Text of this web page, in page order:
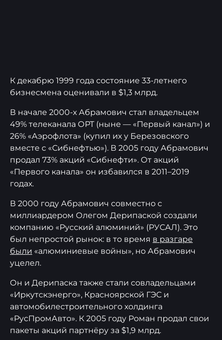
К декабрю 1999 года состояние 33-летнего
бизнесмена оценивали в $1,3 млрд.
В начале 2000-х Абрамович стал владельцем
49% телеканала ОРТ (ныне — «Первый канал») и
26% «Аэрофлота» (купил их у Березовского
вместе с «Сибнефтью»). В 2005 году Абрамович
продал 73% акций «Сибнефти». От акций
«Первого канала» он избавился в 2011–2019
годах.
В 2000 году Абрамович совместно с
миллиардером Олегом Дерипаской создали
компанию «Русский алюминий» (РУСАЛ). Это
был непростой рынок: в то время в разгаре
были «алюминиевые войны», но Абрамович
уцелел.
Он и Дерипаска также стали совладельцами
«Иркутскэнерго», Красноярской ГЭС и
автомобилестроительного холдинга
«РусПромАвто». К 2005 году Роман продал свои
пакеты акций партнёру за $1,9 млрд.